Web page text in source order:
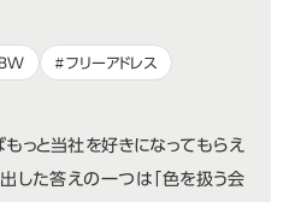
フリーアドレス
っと当社を好きになってもらえ
た答えの一つは「色を扱う会